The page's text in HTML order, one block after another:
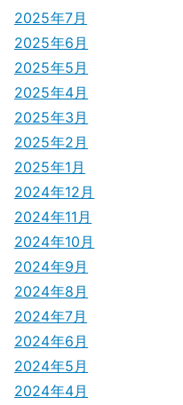
ン
2025年7月
2025年6月
2025年5月
2025年4月
2025年3月
2025年2月
2025年1月
2024年12月
2024年11月
2024年10月
2024年9月
2024年8月
2024年7月
2024年6月
2024年5月
2024年4月